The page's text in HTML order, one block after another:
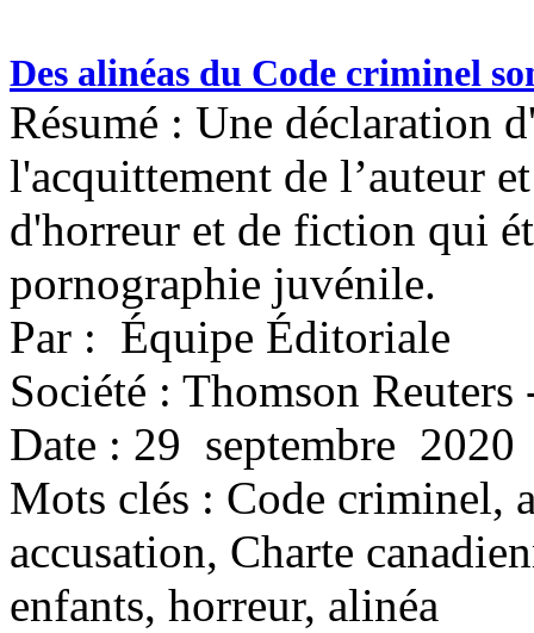
Des alinéas du Code criminel
Résumé : Une déclaration
l'acquittement de l’auteur
d'horreur et de fiction qui
pornographie juvénile.
Par : Équipe Éditoriale
Société : Thomson
Date : 29 septembre 2020
Mots clés : Code criminel,
accusation, Charte
enfants, horreur, alinéa